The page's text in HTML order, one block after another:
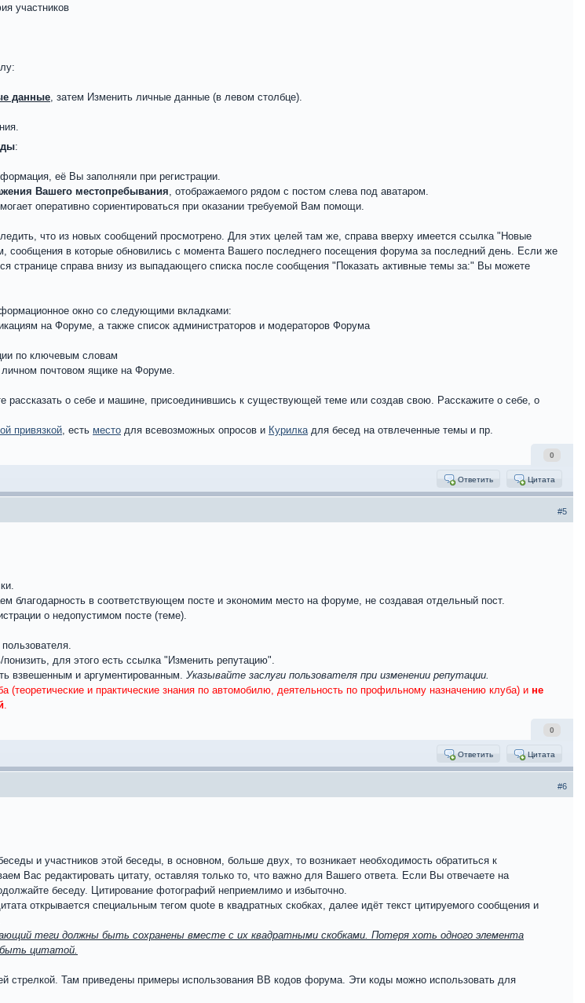
участников
данные , затем Изменить личные данные (в левом столбце).
:
её Вы заполняли при регистрации.
Вашего местопребывания , отображаемого рядом с постом слева под аватаром.
оперативно сориентироваться при оказании требуемой Вам помощи.
что из новых сообщений просмотрено. Для этих целей там же, справа вверху имеется ссылка "Новые
сообщения в которые обновились с момента Вашего последнего посещения форума за последний день. Если же
странице справа внизу из выпадающего списка после сообщения "Показать активные темы за:" Вы можете
окно со следующими вкладками:
на Форуме, а также список администраторов и модераторов Форума
по ключевым словам
почтовом ящике на Форуме.
рассказать о себе и машине, присоединившись к существующей теме или создав свою. Расскажите о себе, о
привязкой , есть место для всевозможных опросов и Курилка для бесед на отвлеченные темы и пр.
0
Цитата
Ответить
#5
благодарность в соответствующем посте и экономим место на форуме, не создавая отдельный пост.
о недопустимом посте (теме).
для этого есть ссылка "Изменить репутацию".
взвешенным и аргументированным. Указывайте заслуги пользователя при изменении репутации.
(теоретические и практические знания по автомобилю, деятельность по профильному назначению клуба) и не
.
0
Цитата
Ответить
#6
и участников этой беседы, в основном, больше двух, то возникает необходимость обратиться к
Вас редактировать цитату, оставляя только то, что важно для Вашего ответа. Если Вы отвечаете на
беседу. Цитирование фотографий неприемлимо и избыточно.
открывается специальным тегом quote в квадратных скобках, далее идёт текст цитируемого сообщения и
теги должны быть сохранены вместе с их квадратными скобками. Потеря хоть одного элемента
быть цитатой.
стрелкой. Там приведены примеры использования BB кодов форума. Эти коды можно использовать для